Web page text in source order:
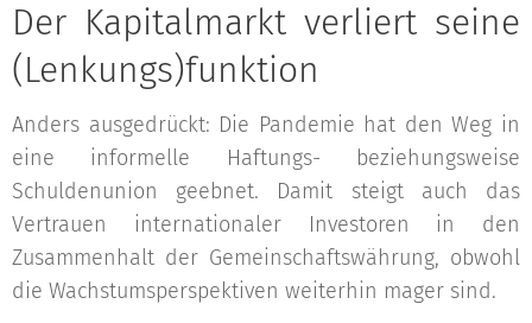
Der Kapitalmarkt verliert seine
(Lenkungs)funktion
Anders ausgedrückt: Die Pandemie hat den Weg in
eine informelle Haftungs- beziehungsweise
Schuldenunion geebnet. Damit steigt auch das
Vertrauen internationaler Investoren in den
Zusammenhalt der Gemeinschaftswährung, obwohl
die Wachstumsperspektiven weiterhin mager sind.